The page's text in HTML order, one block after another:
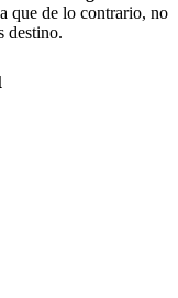
que de lo contrario, no
destino.